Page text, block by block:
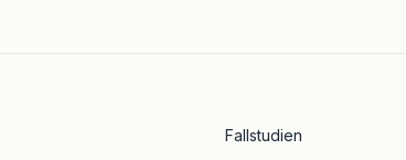
Fallstudien